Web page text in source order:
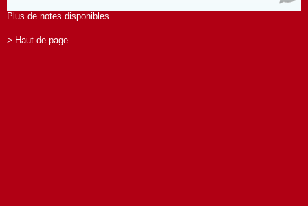
Plus de notes disponibles.
> Haut de page